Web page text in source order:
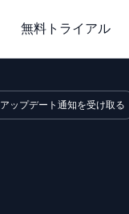
無料トライアル
アップデート通知を受け取る